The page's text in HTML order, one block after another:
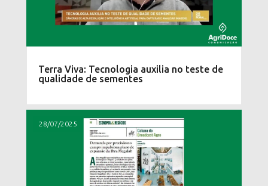
Terra Viva: Tecnologia auxilia no teste de
qualidade de sementes
28/07/2025